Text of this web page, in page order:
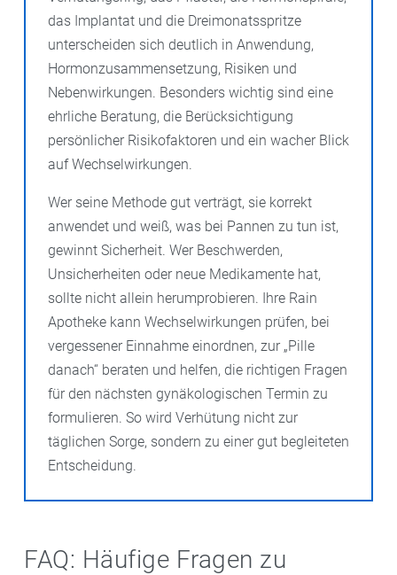
das Implantat und die Dreimonatsspritze
unterscheiden sich deutlich in Anwendung,
Hormonzusammensetzung, Risiken und
Nebenwirkungen. Besonders wichtig sind eine
ehrliche Beratung, die Berücksichtigung
persönlicher Risikofaktoren und ein wacher Blick
auf Wechselwirkungen.
Wer seine Methode gut verträgt, sie korrekt
anwendet und weiß, was bei Pannen zu tun ist,
gewinnt Sicherheit. Wer Beschwerden,
Unsicherheiten oder neue Medikamente hat,
sollte nicht allein herumprobieren. Ihre Rain
Apotheke kann Wechselwirkungen prüfen, bei
vergessener Einnahme einordnen, zur „Pille
danach“ beraten und helfen, die richtigen Fragen
für den nächsten gynäkologischen Termin zu
formulieren. So wird Verhütung nicht zur
täglichen Sorge, sondern zu einer gut begleiteten
Entscheidung.
FAQ: Häufige Fragen zu